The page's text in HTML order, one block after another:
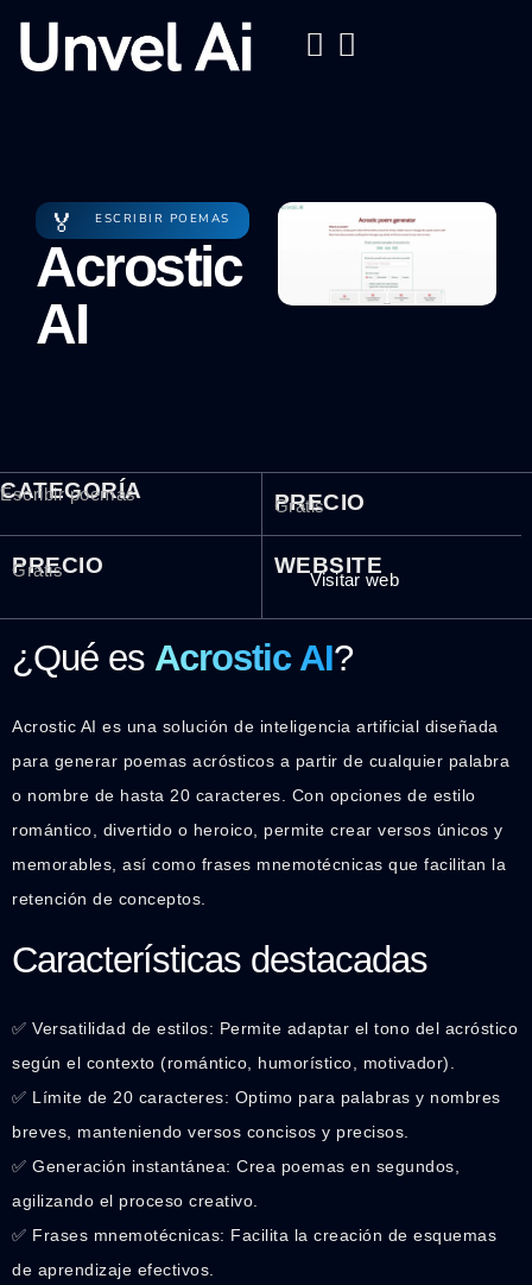
🏅 ESCRIBIR POEMAS
Acrostic
AI
CATEGORÍA
Escribir poemas PRECIO
Gratis
PRECIO
Gratis WEBSITE
Visitar web
¿Qué es Acrostic AI?
Acrostic AI es una solución de inteligencia artificial diseñada
para generar poemas acrósticos a partir de cualquier palabra
o nombre de hasta 20 caracteres. Con opciones de estilo
romántico, divertido o heroico, permite crear versos únicos y
memorables, así como frases mnemotécnicas que facilitan la
retención de conceptos.
Características destacadas
✅ Versatilidad de estilos: Permite adaptar el tono del acróstico
según el contexto (romántico, humorístico, motivador).
✅ Límite de 20 caracteres: Optimo para palabras y nombres
breves, manteniendo versos concisos y precisos.
✅ Generación instantánea: Crea poemas en segundos,
agilizando el proceso creativo.
✅ Frases mnemotécnicas: Facilita la creación de esquemas
de aprendizaje efectivos.